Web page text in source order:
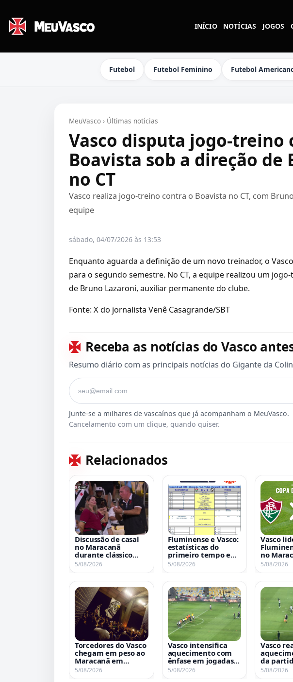
INÍCIO NOTÍCIAS JOGOS
Futebol Futebol Feminino Futebol
MeuVasco › Últimas notícias
Vasco disputa jogo-treino
Boavista sob a direção de
no CT
Vasco realiza jogo-treino contra o Boavista no CT, com
equipe
sábado, 04/07/2026 às 13:53
Enquanto aguarda a definição de um novo treinador, o
para o segundo semestre. No CT, a equipe realizou um
de Bruno Lazaroni, auxiliar permanente do clube.
Fonte: X do jornalista Venê Casagrande/SBT
Receba as notícias do Vasco
Resumo diário com as principais notícias do Gigante da
Seu e-mail
Cancelamento com um clique, quando quiser.
Relacionados
Discussão de casal
no Maracanã
durante clássico
gera repercussão;
5/08/2026
Fluminense e Vasco:
estatísticas do
primeiro tempo em
confronto decisivo
5/08/2026
Vasco
no
confira o
5/08/2026
Torcedores do Vasco
chegam em peso ao
Maracanã em
grande festa
5/08/2026
Vasco intensifica
aquecimento com
ênfase em jogadas
de bola parada
5/08/2026
Vasco
da
jogadores
5/08/2026